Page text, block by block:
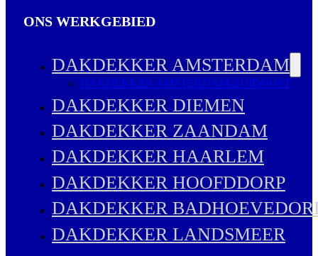
ONS WERKGEBIED
DAKDEKKER AMSTERDAM
DAKDEKKER AMSTERDAM-ZUIDOOST
DAKDEKKER DIEMEN
DAKDEKKER ZAANDAM
DAKDEKKER HAARLEM
DAKDEKKER HOOFDDORP
DAKDEKKER
DAKDEKKER LANDSMEER